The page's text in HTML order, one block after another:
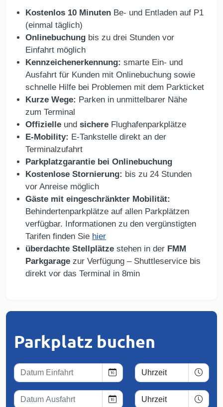
Kostenlos 10 Minuten Be- und Entladen auf P1
(einmal täglich)
Onlinebuchung bis zu drei Stunden vor
Einfahrt möglich
Kennzeichenerkennung: smarte Ein- und
Ausfahrt für Kunden mit Onlinebuchung sowie
schnelle Hilfe bei Problemen mit dem Parkticket
Kurze Wege: Parken in unmittelbarer Nähe
zum Terminal
Offizielle und sichere Flughafenparkplätze
E-Mobility: E-Tankstelle direkt an der
Terminalzufahrt
Parkplatzgarantie bei Onlinebuchung
Kostenlose Stornierung: bis zu 24 Stunden
vor Anreise möglich
Gäste mit eingeschränkter Mobilität:
Behindertenparkplätze auf allen Parkplätzen
verfügbar. Informationen zu den vergünstigten
Tarifen finden Sie hier
überdachte Stellplätze stehen in der FMM
Parkgarage zur Verfügung – Shuttleservice bis
direkt vor das Terminal in 8min
Parkplatz buchen